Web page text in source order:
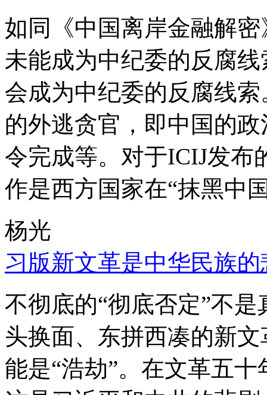
如同《中国离岸金融解
未能成为中纪委的反腐
会成为中纪委的反腐线
的外逃贪官，即中国的
令完成等。对于ICIJ发布
作是西方国家在“抹黑中
杨光
习版新文革是中华民族的
不彻底的“彻底否定”不
头换面、东拼西凑的新
能是“浩劫”。在文革五